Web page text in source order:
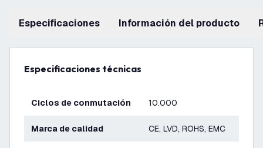
Especificaciones información del producto
Especificaciones técnicas
Ciclos de conmutación 10.000
Marca de calidad CE, LVD, ROHS, EMC